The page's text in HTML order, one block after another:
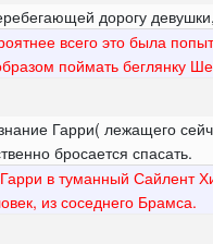
дорогу
всего это была
поймать беглянку
Гарри( лежащего
бросается спасать.
в туманный Сайлент
из соседнего Брамса.